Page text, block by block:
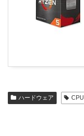
ハードウェア CPU